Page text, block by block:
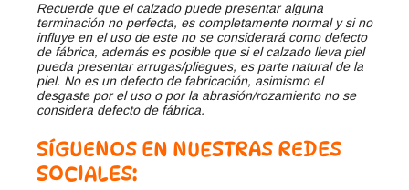
Recuerde que el calzado puede presentar alguna
terminación no perfecta, es completamente normal y si no
influye en el uso de este no se considerará como defecto
de fábrica, además es posible que si el calzado lleva piel
pueda presentar arrugas/pliegues, es parte natural de la
piel. No es un defecto de fabricación, asimismo el
desgaste por el uso o por la abrasión/rozamiento no se
considera defecto de fábrica.
SÍGUENOS EN NUESTRAS REDES
SOCIALES: